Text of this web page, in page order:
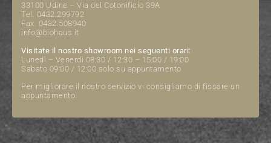
33100 Udine – Via del Cotonificio 39A
Tel. 0432.299792
Fax. 0432.508940
info@biohaus.it
Visitate il nostro showroom nei seguenti orari:
Lunedì – Venerdì 08:30 / 12:30 – 15:00 / 19:00
Sabato 09:00 / 12:00 solo su appuntamento
Per migliorare il nostro servizio vi consigliamo di fissare un
appuntamento.